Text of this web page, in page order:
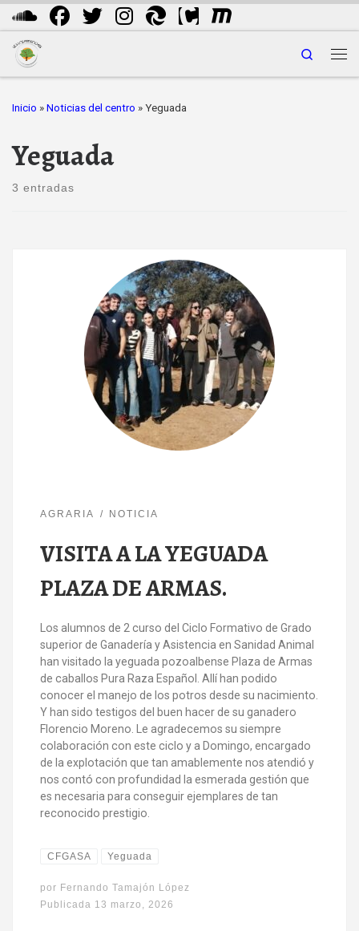
Saltar al contenido
Search
Inicio » Noticias del centro » Yeguada
Yeguada
3 entradas
AGRARIA NOTICIA
VISITA A LA YEGUADA
PLAZA DE ARMAS.
Los alumnos de 2 curso del Ciclo Formativo de Grado
superior de Ganadería y Asistencia en Sanidad Animal
han visitado la yeguada pozoalbense Plaza de Armas
de caballos Pura Raza Español. Allí han podido
conocer el manejo de los potros desde su nacimiento.
Y han sido testigos del buen hacer de su ganadero
Florencio Moreno. Le agradecemos su siempre
colaboración con este ciclo y a Domingo, encargado
de la explotación que tan amablemente nos atendió y
nos contó con profundidad la esmerada gestión que
es necesaria para conseguir ejemplares de tan
reconocido prestigio.
CFGASA Yeguada
por Fernando Tamajón López
Publicada 13 marzo, 2026